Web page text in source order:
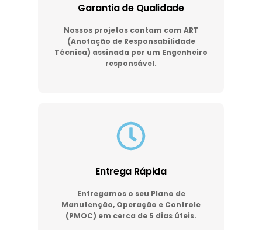
Garantia de Qualidade
Nossos projetos contam com ART
(Anotação de Responsabilidade
Técnica) assinada por um Engenheiro
responsável.
Entrega Rápida
Entregamos o seu Plano de
Manutenção, Operação e Controle
(PMOC) em cerca de 5 dias úteis.